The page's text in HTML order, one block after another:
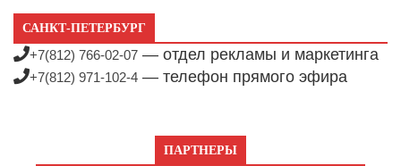
САНКТ-ПЕТЕРБУРГ
+7(812) 766-02-07 — отдел рекламы и маркетинга
+7(812) 971-102-4 — телефон прямого эфира
ПАРТНЕРЫ